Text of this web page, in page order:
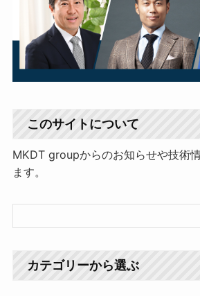
このサイトについて
MKDT groupからのお知らせや技術
ます。
カテゴリーから選ぶ